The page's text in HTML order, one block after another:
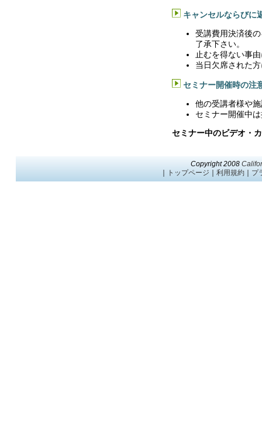
キャンセルならびに
受講費用決済後
了承下さい。
止むを得ない事
当日欠席された
セミナー開催時の注
他の受講者様や
セミナー開催中
セミナー中のビデオ・
Copyright 2008
トップページ 利用規約 プ